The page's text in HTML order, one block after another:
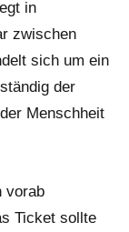
in
zwischen
sich um ein
der
Menschheit
vorab
Ticket sollte